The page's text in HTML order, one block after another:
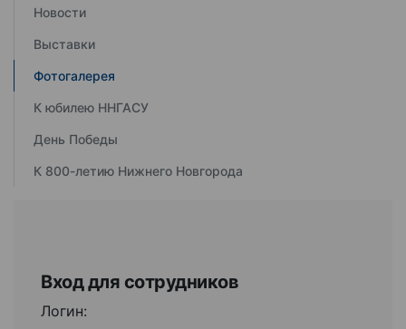
Новости
Выставки
Фотогалерея
К юбилею ННГАСУ
День Победы
К 800-летию Нижнего Новгорода
Вход для сотрудников
Логин: